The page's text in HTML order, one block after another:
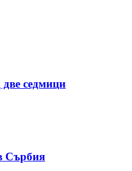
седмици
Сърбия